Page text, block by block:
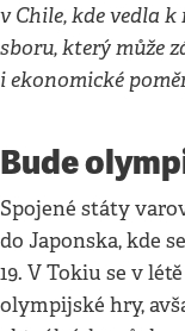
v Chile, kde vedla
sboru, který může
i ekonomické
Bude
Spojené státy
do Japonska, kde
19. V Tokiu se v
olympijské hry,